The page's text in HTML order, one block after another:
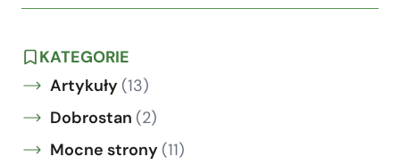
KATEGORIE
Artykuły (13)
Dobrostan (2)
Mocne strony (11)